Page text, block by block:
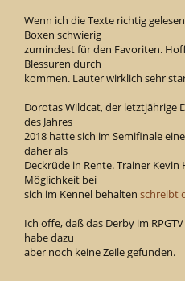
Wenn ich die Texte richtig
Boxen schwierig
zumindest für den Favoriten.
Blessuren durch
kommen. Lauter wirklich sehr
Dorotas Wildcat, der letztjährige
des Jahres
2018 hatte sich im Semifinale
daher als
Deckrüde in Rente. Trainer
Möglichkeit bei
sich im Kennel behalten schreibt
Ich offe, daß das Derby im
habe dazu
aber noch keine Zeile gefunden.